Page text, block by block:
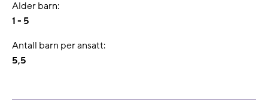
Alder barn:
1 - 5
Antall barn per ansatt:
5,5